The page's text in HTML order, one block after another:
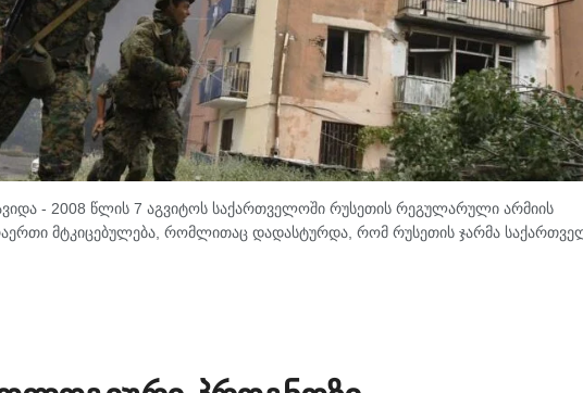
- 2008 წლის 7 აგვიტოს საქართველოში რუსეთის რეგულარული არმიის
მტკიცებულება, რომლითაც დადასტურდა, რომ რუსეთის ჯარმა